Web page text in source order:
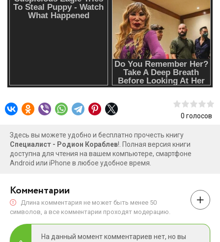
0 голосов
Здесь вы можете удобно и бесплатно прочесть книгу
Специалист - Родион Кораблев!. Полная версия книги
доступна для чтения на вашем компьютере, смартфоне
Android или iPhone в любое удобное время.
Комментарии
Длина комментария не может быть менее 50
символов, а все комментарии проходят модерацию.
На данный момент комментариев нет, но вы